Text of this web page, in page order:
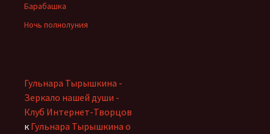
Барабашка
Ночь полнолуния
Гульнара Тырышкина -
Зеркало нашей души -
Клуб Интернет-Творцов
к Гульнара Тырышкина о